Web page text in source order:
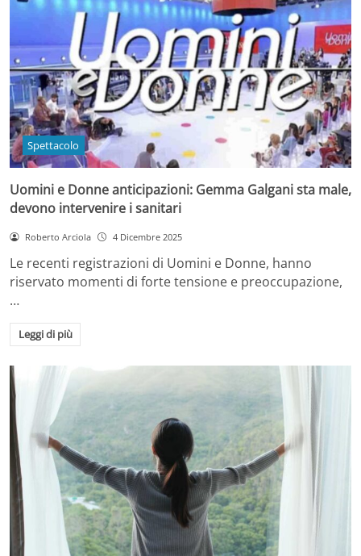
Spettacolo
Uomini e Donne anticipazioni: Gemma Galgani sta male,
devono intervenire i sanitari
Roberto Arciola 4 Dicembre 2025
Le recenti registrazioni di Uomini e Donne, hanno
riservato momenti di forte tensione e preoccupazione,
…
Leggi di più